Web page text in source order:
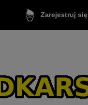
Zarejestruj się